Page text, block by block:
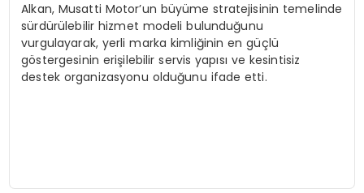
Alkan, Musatti Motor’un büyüme stratejisinin temelinde
sürdürülebilir hizmet modeli bulunduğunu
vurgulayarak, yerli marka kimliğinin en güçlü
göstergesinin erişilebilir servis yapısı ve kesintisiz
destek organizasyonu olduğunu ifade etti.